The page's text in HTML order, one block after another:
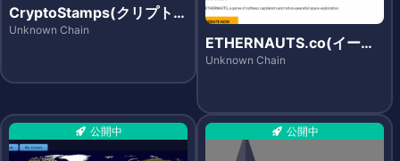
CryptoStamps(クリプトス
タンプス)
Unknown Chain
ETHERNAUTS.co(イーサ
ノーツ)
Unknown Chain
公開中 公開中